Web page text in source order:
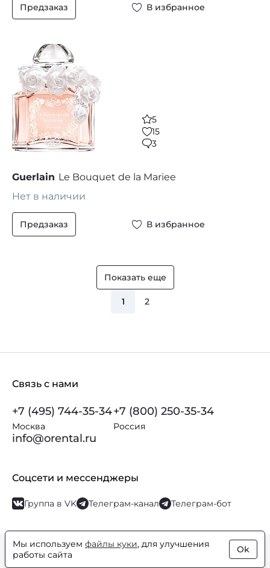
Предзаказ В избранное
5
15
3
Guerlain Le Bouquet de la Mariee
Нет в наличии
Предзаказ В избранное
Показать еще
1 2
Связь с нами
+7 (495) 744-35-34
Москва
+7 (800) 250-35-34
Россия
info@orental.ru
Соцсети и мессенджеры
Группа в VK Телеграм-канал Телеграм-бот
© Orental.ru 2007–2026Интернет-магазин парфюмерии и
косметики
Мы используем файлы куки, для улучшения
работы сайта
Ok